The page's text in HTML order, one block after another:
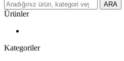
ARA
Ürünler
Kategoriler